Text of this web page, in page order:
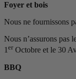
Foyer et bois
Nous ne fournissons
Nous n’assurons pas
1er Octobre et le 30
BBQ